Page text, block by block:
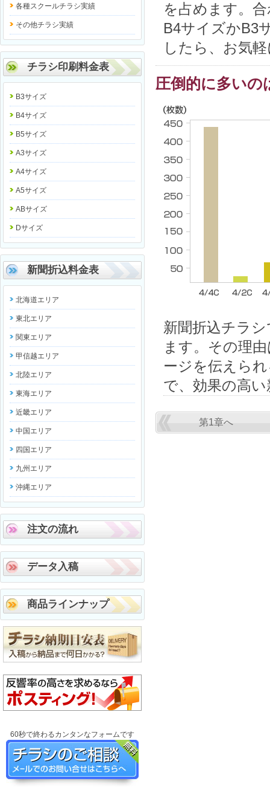
を占めます。
B4サイズかB3
したら、お気
圧倒的に多いの
新聞折込チラ
ます。その理
ージを伝えら
で、効果の高
第1章へ
各種スクールチラシ実績
その他チラシ実績
チラシ印刷料金表
B3サイズ
B4サイズ
B5サイズ
A3サイズ
A4サイズ
A5サイズ
ABサイズ
Dサイズ
新聞折込料金表
北海道エリア
東北エリア
関東エリア
甲信越エリア
北陸エリア
東海エリア
近畿エリア
中国エリア
四国エリア
九州エリア
沖縄エリア
注文の流れ
データ入稿
商品ラインナップ
60秒で終わるカンタンなフォームです